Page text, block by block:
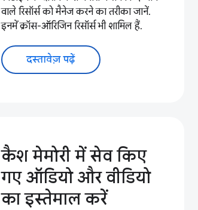
वाले रिसॉर्स को मैनेज करने का तरीका जानें.
इनमें क्रॉस-ऑरिजिन रिसॉर्स भी शामिल हैं.
दस्तावेज़ पढ़ें
कैश मेमोरी में सेव किए
गए ऑडियो और वीडियो
का इस्तेमाल करें